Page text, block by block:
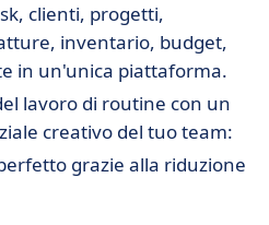
clienti, progetti,
inventario, budget,
in un'unica piattaforma.
lavoro di routine con un
creativo del tuo team:
grazie alla riduzione